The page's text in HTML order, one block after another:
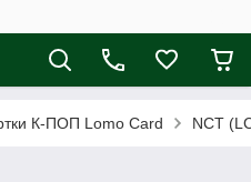
К-ПОП Lomo Card NCT